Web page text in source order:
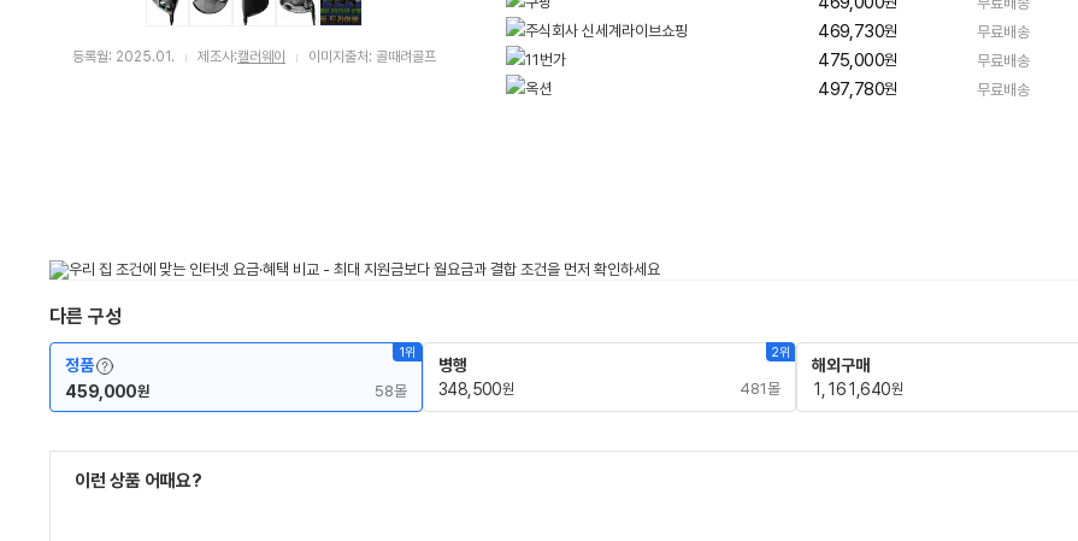
등록월: 2025.01. 제조사:캘러웨이 이미지출처: 골때려골프
469,730원 무료배송
475,000원 무료배송
497,780원 무료배송
다른 구성
1위
정품용어사전 레이어 보기
459,000원 58몰
2위
병행
348,500원 481몰
해외구매
1,161,640원
이런 상품 어때요?